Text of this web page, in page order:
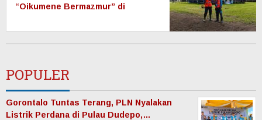
“Oikumene Bermazmur” di
Pelestarian Budaya dan
POPULER
Gorontalo Tuntas Terang, PLN Nyalakan
Listrik Perdana di Pulau Dudepo,…